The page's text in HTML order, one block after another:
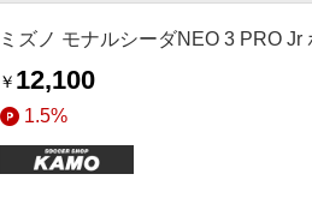
ミズノ モナルシーダNEO 3 PRO
￥ 12,100
1.5%